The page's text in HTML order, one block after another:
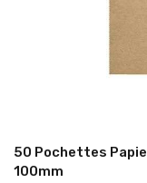
50 Pochettes
100mm